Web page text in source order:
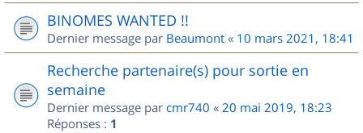
BINOMES WANTED !!
Dernier message par Beaumont « 10 mars 2021, 18:41
Recherche partenaire(s) pour sortie en
semaine
Dernier message par cmr740 « 20 mai 2019, 18:23
Réponses : 1